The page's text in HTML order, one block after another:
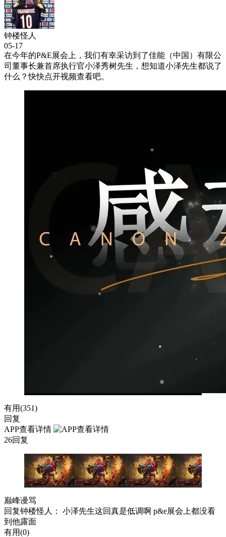
钟楼怪人
05-17
在今年的P&E展会上，我们有幸采访到了佳能（中国）有限公
司董事长兼首席执行官小泽秀树先生，想知道小泽先生都说了
什么？快快点开视频查看吧。
有用(351)
回复
APP查看详情
26回复
巅峰谩骂
回复钟楼怪人
： 小泽先生这回真是低调啊 p&e展会上都没看
到他露面
有用(0)